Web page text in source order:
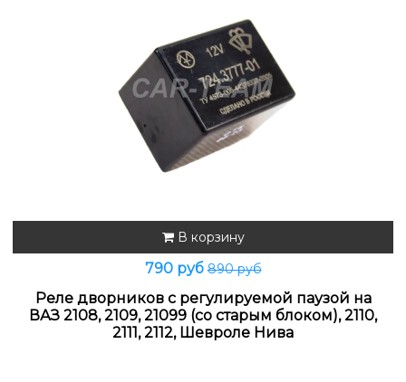
В корзину
790 руб890 руб
Реле дворников с регулируемой паузой на
ВАЗ 2108, 2109, 21099 (со старым блоком), 2110,
2111, 2112, Шевроле Нива